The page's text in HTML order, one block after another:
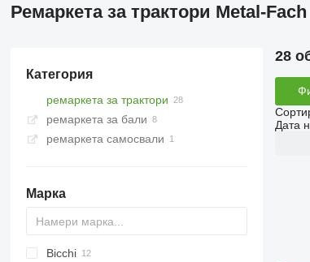
Ремаркета за трактори Metal-Fach
Категория
ремаркета за трактори
ремаркета за бали
ремаркета самосвали
Марка
Brevis
HTW
Bicchi
28
Дата